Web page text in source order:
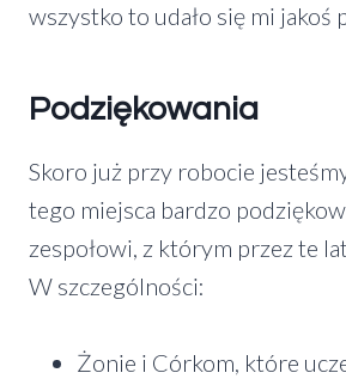
wszystko to udało się mi jakoś
Podziękowania
Skoro już przy robocie
tego miejsca bardzo
zespołowi, z którym przez te
W szczególności:
Żonie i Córkom, które